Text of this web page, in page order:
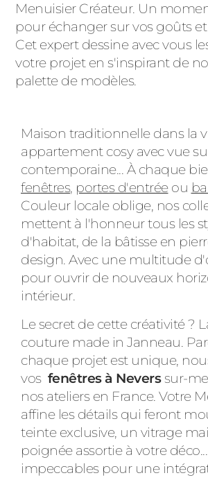
Menuisier Créateur. Un
pour échanger sur vos goûts
Cet expert dessine avec vous
votre projet en s'inspirant de
palette de modèles.
Maison traditionnelle dans la
appartement cosy avec vue
contemporaine... À chaque
fenêtres, portes d'entréeou
Couleur locale oblige, nos
mettent à l'honneur tous les
d'habitat, de la bâtisse en
design. Avec une multitude
pour ouvrir de nouveaux
intérieur.
Le secret de cette créativité ?
couture made in Janneau.
chaque projet est unique,
vos fenêtres à Neverssur-
nos ateliers en France. Votre
affine les détails qui feront
teinte exclusive, un vitrage
poignée assortie à votre
impeccables pour une